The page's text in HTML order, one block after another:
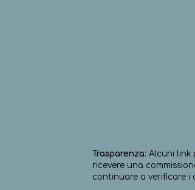
Trasparenza: Alcuni
ricevere una
continuare a verificare i